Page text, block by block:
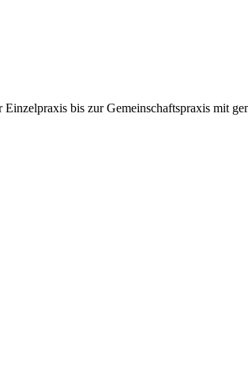
bis zur Gemeinschaftspraxis mit